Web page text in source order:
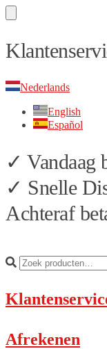
Skip
to
Skip
to
Nederlands
English
Español
✓ Vandaag
✓ Snelle
Achteraf
Afrekenen